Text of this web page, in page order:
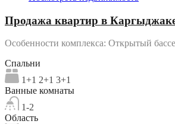
Продажа квартир в
Особенности комплекса: Открытый
Спальни
1+1 2+1 3+1
Ванные комнаты
1-2
Область